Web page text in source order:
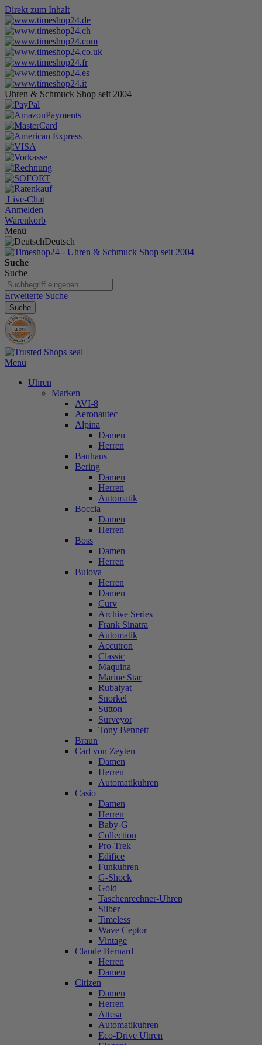
Direkt zum Inhalt
Uhren & Schmuck Shop seit 2004
Live-Chat
Anmelden
Warenkorb
Menü
Deutsch
Suche
Suche
Erweiterte Suche
Suche
Menü
Uhren
Marken
AVI-8
Aeronautec
Alpina
Damen
Herren
Bauhaus
Bering
Damen
Herren
Automatik
Boccia
Damen
Herren
Boss
Damen
Herren
Bulova
Herren
Damen
Curv
Archive Series
Frank Sinatra
Automatik
Accutron
Classic
Maquina
Marine Star
Rubaiyat
Snorkel
Sutton
Surveyor
Tony Bennett
Braun
Carl von Zeyten
Damen
Herren
Automatikuhren
Casio
Damen
Herren
Baby-G
Collection
Pro-Trek
Edifice
Funkuhren
G-Shock
Gold
Taschenrechner-Uhren
Silber
Timeless
Wave Ceptor
Vintage
Claude Bernard
Herren
Damen
Citizen
Damen
Herren
Attesa
Automatikuhren
Eco-Drive Uhren